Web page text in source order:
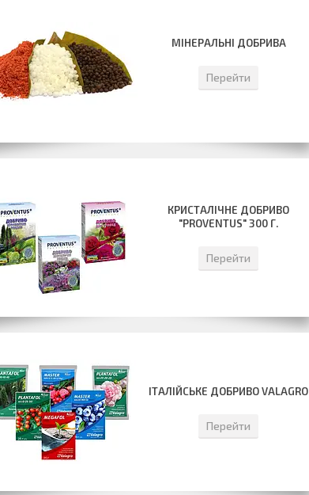
МІНЕРАЛЬНІ ДОБРИВА
Перейти
КРИСТАЛІЧНЕ ДОБРИВО
"PROVENTUS" 300 Г.
Перейти
ІТАЛІЙСЬКЕ ДОБРИВО VALAGRO
Перейти